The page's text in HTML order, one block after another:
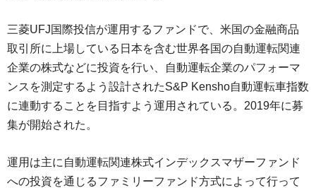
三菱UFJ国際投信が運用するファンドで、米国の金融商品
取引所に上場している日本を含む世界各国の自動運転関連
企業の株式などに投資を行い、自動運転企業のパフォーマ
ンスを測定するよう設計されたS&P Kensho自動運転車指数
に連動することを目指すよう運用されている。2019年に募
集が開始された。
運用は主に自動運転関連株式インデックスマザーファンド
への投資を通じるファミリーファンド方式によって行って